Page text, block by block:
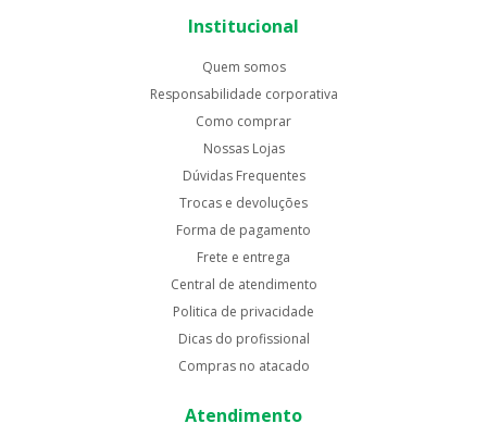
Institucional
Quem somos
Responsabilidade corporativa
Como comprar
Nossas Lojas
Dúvidas Frequentes
Trocas e devoluções
Forma de pagamento
Frete e entrega
Central de atendimento
Politica de privacidade
Dicas do profissional
Compras no atacado
Atendimento